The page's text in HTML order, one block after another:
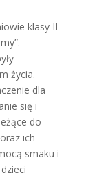
klasy II
życia.
dla
się i
do
ich
smaku i